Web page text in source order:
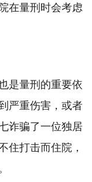
在量刑时会考虑
是量刑的重要依
严重伤害，或者
诈骗了一位独居
住打击而住院，